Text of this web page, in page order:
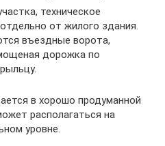
техническое
от жилого здания.
въездные ворота,
дорожка по
в хорошо продуманной
располагаться на
уровне.